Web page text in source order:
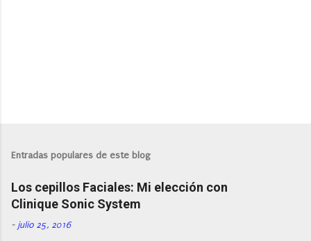
l
a
r
u
n
Entradas populares de este blog
Los cepillos Faciales: Mi elección con
Clinique Sonic System
- julio 25, 2016